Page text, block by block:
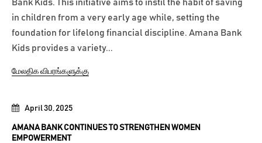
April 30, 2025
AMANA BANK CONTINUES TO STRENGTHEN WOMEN
EMPOWERMENT
Bank Kids. This initiative aims to instil the habit of saving
in children from a very early age while, setting the
foundation for lifelong financial discipline. Amana Bank
Kids provides a variety...
மேலதிக விபரங்களுக்கு